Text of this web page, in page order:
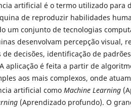
artificial é o termo utilizado para
de reproduzir habilidades
um conjunto de tecnologias
desenvolvam percepção visual,
de decisões, identificação de
aplicação é feita a partir de
aos mais complexos, onde
artificial como Machine Learning
(Aprendizado profundo). O